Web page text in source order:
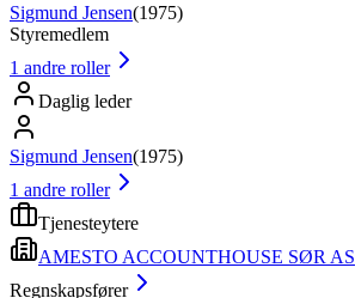
Sigmund Jensen(1975)
Styremedlem
1 andre roller
Daglig leder
Sigmund Jensen(1975)
1 andre roller
Tjenesteytere
AMESTO ACCOUNTHOUSE SØR AS
Regnskapsfører